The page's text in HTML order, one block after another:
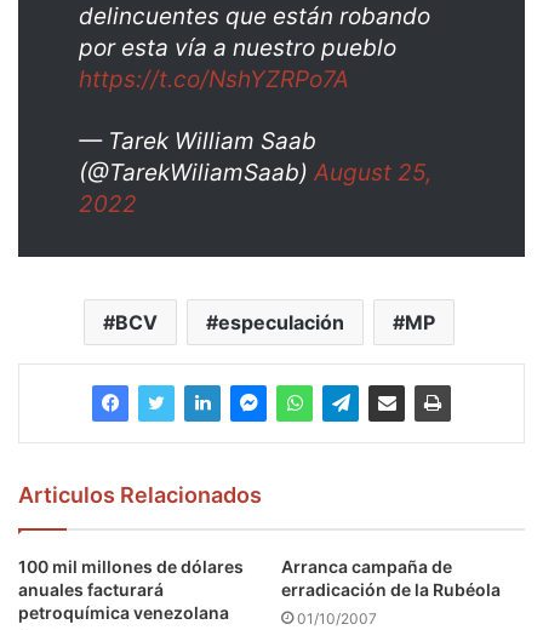
delincuentes que están robando
por esta vía a nuestro pueblo
https://t.co/NshYZRPo7A
— Tarek William Saab
(@TarekWiliamSaab) August 25,
2022
BCV especulación MP
Articulos Relacionados
100 mil millones de dólares
anuales facturará
petroquímica venezolana
Arranca campaña de
erradicación de la Rubéola
01/10/2007